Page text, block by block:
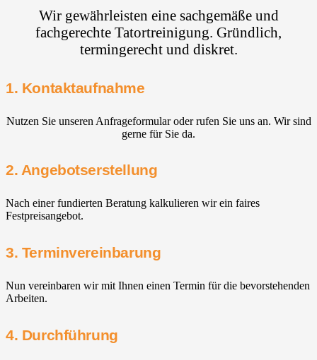
Wir gewährleisten eine sachgemäße und
fachgerechte Tatortreinigung. Gründlich,
termingerecht und diskret.
1. Kontaktaufnahme
Nutzen Sie unseren Anfrageformular oder rufen Sie uns an. Wir sind
gerne für Sie da.
2. Angebotserstellung
Nach einer fundierten Beratung kalkulieren wir ein faires
Festpreisangebot.
3. Terminvereinbarung
Nun vereinbaren wir mit Ihnen einen Termin für die bevorstehenden
Arbeiten.
4. Durchführung